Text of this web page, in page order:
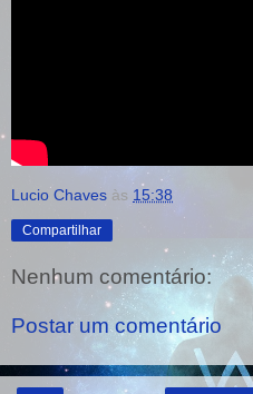
Lucio Chaves às 15:38
Compartilhar
Nenhum comentário:
Postar um comentário